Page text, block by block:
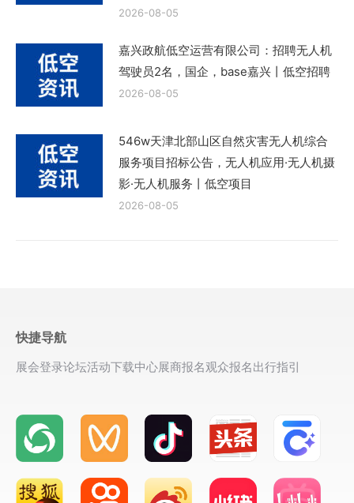
2026-08-05
嘉兴政航低空运营有限公司：招聘无人机
驾驶员2名，国企，base嘉兴丨低空招聘
2026-08-05
546w天津北部山区自然灾害无人机综合
服务项目招标公告，无人机应用·无人机摄
影·无人机服务丨低空项目
2026-08-05
快捷导航
展会登录论坛活动下载中心展商报名观众报名出行指引